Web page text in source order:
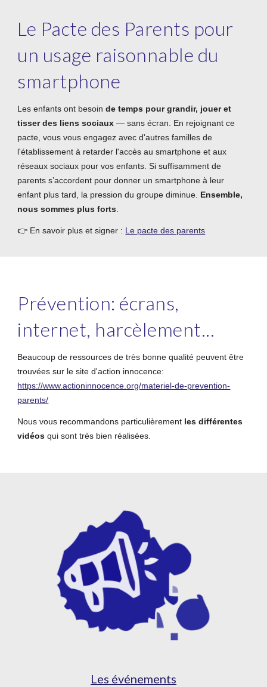
Le Pacte des Parents pour
un usage raisonnable du
smartphone
Les enfants ont besoinde temps pour grandir, jouer et
tisser des liens sociaux — sans écran. En rejoignant ce
pacte, vous vous engagez avec d'autres familles de
l'établissement à retarder l'accès au smartphone et aux
réseaux sociaux pour vos enfants. Si suffisamment de
parents s’accordent pour donner un smartphone à leur
enfant plus tard, la pression du groupe diminue. Ensemble,
nous sommes plus forts
👉 En savoir plus et signer : Le pacte des parents
Prévention: écrans,
internet, harcèlement...
Beaucoup de ressources de très bonne qualité peuvent être
trouvées sur le site d'action innocence:
https://www.actioninnocence.org/materiel-de-prevention-
parents/
Nous vous recommandons particulièrement les différentes
vidéos qui sont très bien réalisées.
Les événements